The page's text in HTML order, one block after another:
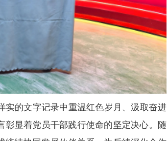
的文字记录中重温红色岁月、汲取奋进
彰显着党员干部践行使命的坚定决心。随